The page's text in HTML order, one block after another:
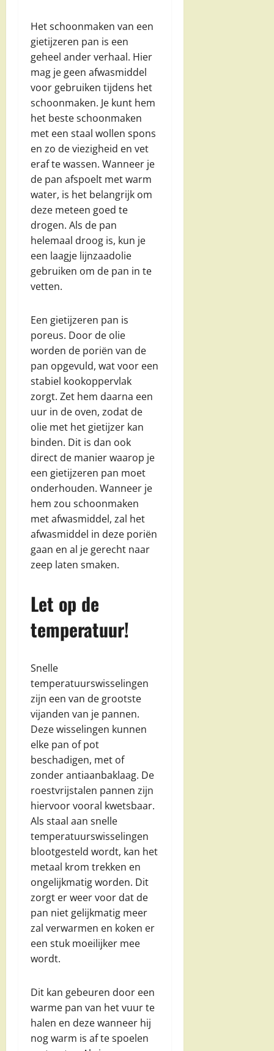
Het schoonmaken van een
gietijzeren pan is een
geheel ander verhaal. Hier
mag je geen afwasmiddel
voor gebruiken tijdens het
schoonmaken. Je kunt hem
het beste schoonmaken
met een staal wollen spons
en zo de viezigheid en vet
eraf te wassen. Wanneer je
de pan afspoelt met warm
water, is het belangrijk om
deze meteen goed te
drogen. Als de pan
helemaal droog is, kun je
een laagje lijnzaadolie
gebruiken om de pan in te
vetten.
Een gietijzeren pan is
poreus. Door de olie
worden de poriën van de
pan opgevuld, wat voor een
stabiel kookoppervlak
zorgt. Zet hem daarna een
uur in de oven, zodat de
olie met het gietijzer kan
binden. Dit is dan ook
direct de manier waarop je
een gietijzeren pan moet
onderhouden. Wanneer je
hem zou schoonmaken
met afwasmiddel, zal het
afwasmiddel in deze poriën
gaan en al je gerecht naar
zeep laten smaken.
Let op de
temperatuur!
Snelle
temperatuurswisselingen
zijn een van de grootste
vijanden van je pannen.
Deze wisselingen kunnen
elke pan of pot
beschadigen, met of
zonder antiaanbaklaag. De
roestvrijstalen pannen zijn
hiervoor vooral kwetsbaar.
Als staal aan snelle
temperatuurswisselingen
blootgesteld wordt, kan het
metaal krom trekken en
ongelijkmatig worden. Dit
zorgt er weer voor dat de
pan niet gelijkmatig meer
zal verwarmen en koken er
een stuk moeilijker mee
wordt.
Dit kan gebeuren door een
warme pan van het vuur te
halen en deze wanneer hij
nog warm is af te spoelen